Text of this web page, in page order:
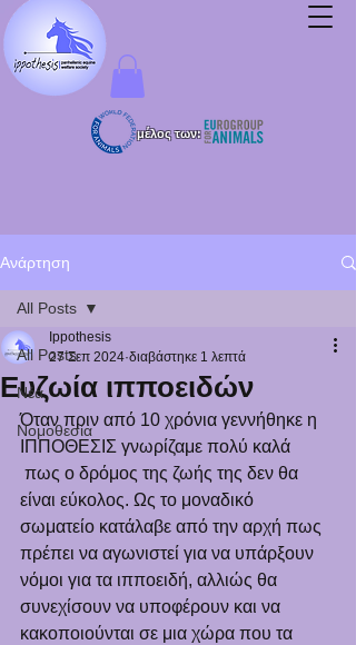
μέλος των:
Ανάρτηση
All Posts
Νέα
Νομοθεσία
All Posts
Ευζωία ιπποειδών
Ippothesis
27 Σεπ 2024 διαβάστηκε 1 λεπτά
Όταν πριν από 10 χρόνια γεννήθηκε η
ΙΠΠΟΘΕΣΙΣ γνωρίζαμε πολύ καλά
πως ο δρόμος της ζωής της δεν θα
είναι εύκολος. Ως το μοναδικό
σωματείο κατάλαβε από την αρχή πως
πρέπει να αγωνιστεί για να υπάρξουν
νόμοι για τα ιπποειδή, αλλιώς θα
συνεχίσουν να υποφέρουν και να
κακοποιούνται σε μια χώρα που τα